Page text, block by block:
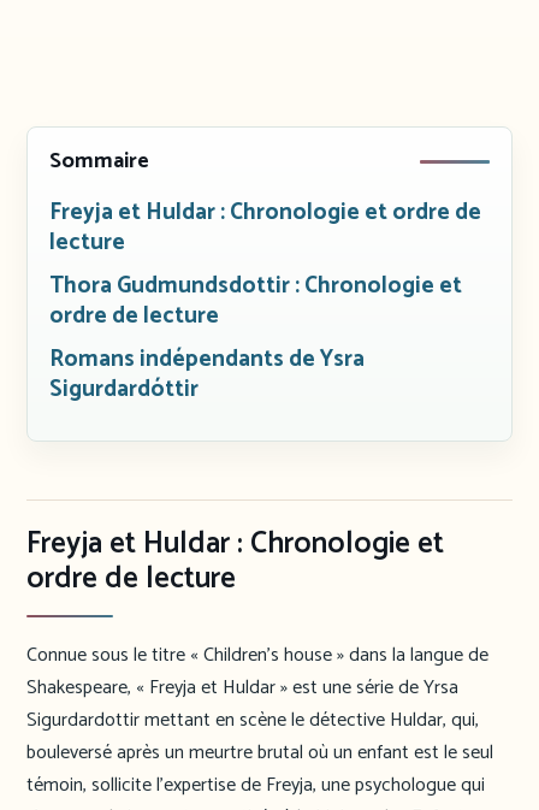
Sommaire
Freyja et Huldar : Chronologie et ordre de
lecture
Thora Gudmundsdottir : Chronologie et
ordre de lecture
Romans indépendants de Ysra
Sigurdardóttir
Freyja et Huldar : Chronologie et
ordre de lecture
Connue sous le titre « Children’s house » dans la langue de
Shakespeare, « Freyja et Huldar » est une série de Yrsa
Sigurdardottir mettant en scène le détective Huldar, qui,
bouleversé après un meurtre brutal où un enfant est le seul
témoin, sollicite l’expertise de Freyja, une psychologue qui